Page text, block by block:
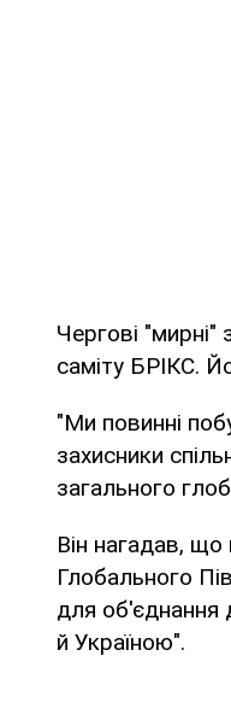
Чергові "мирні"
саміту БРІКС.
"Ми повинні
захисники
загального
Він нагадав,
Глобального
для об'єднання
й Україною".